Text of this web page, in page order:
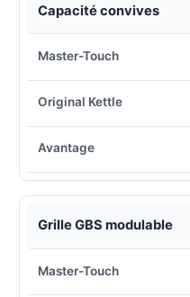
Capacité convives
Grille GBS modulable